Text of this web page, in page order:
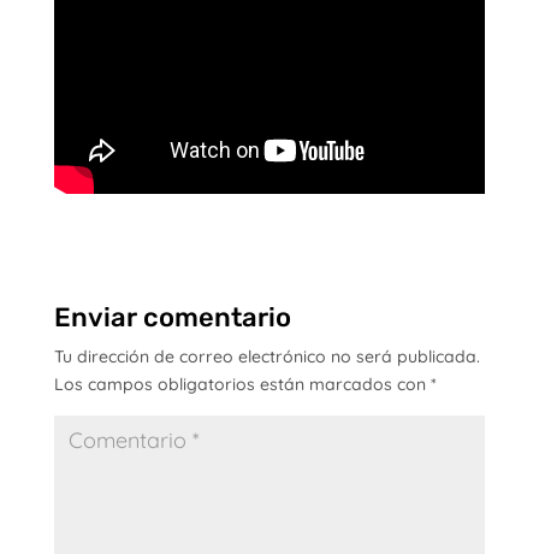
Enviar comentario
Tu dirección de correo electrónico no será publicada.
Los campos obligatorios están marcados con *